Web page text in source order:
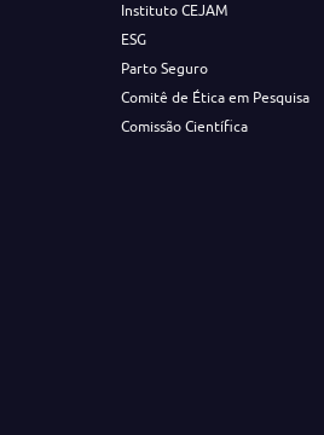
Instituto CEJAM
ESG
Parto Seguro
Comitê de Ética em Pesquisa
Comissão Científica